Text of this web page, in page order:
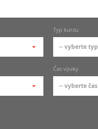
Typ kurzu
-- vyberte
-- vyberte
Čas výuky
-- vyberte